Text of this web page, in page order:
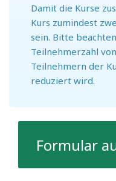
Damit die Kurse
Kurs zumindest
sein. Bitte
Teilnehmerzahl
Teilnehmern der
reduziert wird.
Formular